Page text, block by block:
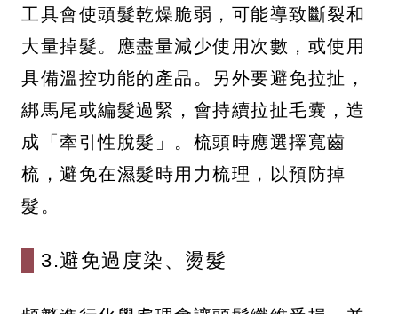
工具會使頭髮乾燥脆弱，可能導致斷裂和
大量掉髮。應盡量減少使用次數，或使用
具備溫控功能的產品。另外要避免拉扯，
綁馬尾或編髮過緊，會持續拉扯毛囊，造
成「牽引性脫髮」。梳頭時應選擇寬齒
梳，避免在濕髮時用力梳理，以預防掉
髮。
3.避免過度染、燙髮